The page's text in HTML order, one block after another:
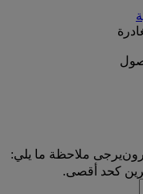
يرجى ملاحظة ما يلي:
كحد أقصى.